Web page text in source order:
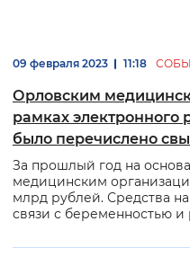
09 февраля 2023 11:18
Орловским
рамках электронного
было перечислено
За прошлый год на
медицинским
млрд рублей. Средства
связи с беременностью